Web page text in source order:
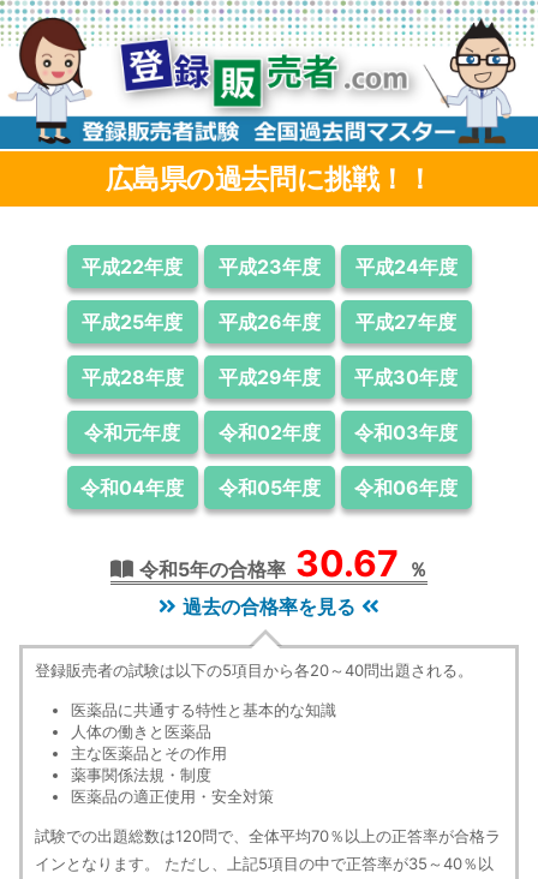
コ
ン
テ
ツ
へ
ス
キ
広島県の過去問に挑戦！！
平成22年度 平成23年度 平成24年度
平成25年度 平成26年度 平成27年度
平成28年度 平成29年度 平成30年度
令和元年度 令和02年度 令和03年度
令和04年度 令和05年度 令和06年度
令和5年の合格率 30.67 ％
過去の合格率を見る
登録販売者の試験は以下の5項目から各20～40問出題される。
医薬品に共通する特性と基本的な知識
人体の働きと医薬品
主な医薬品とその作用
薬事関係法規・制度
医薬品の適正使用・安全対策
試験での出題総数は120問で、全体平均70％以上の正答率が合格ラ
インとなります。 ただし、上記5項目の中で正答率が35～40％以